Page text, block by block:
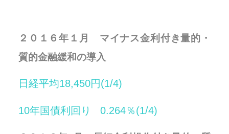
２０１６年１月 マイナス金利付き量的・
質的金融緩和の導入
日経平均18,450円(1/4)
10年国債利回り 0.264％(1/4)